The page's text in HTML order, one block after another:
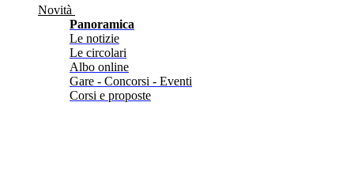
Novità
Panoramica
Le notizie
Le circolari
Albo online
Gare - Concorsi - Eventi
Corsi e proposte